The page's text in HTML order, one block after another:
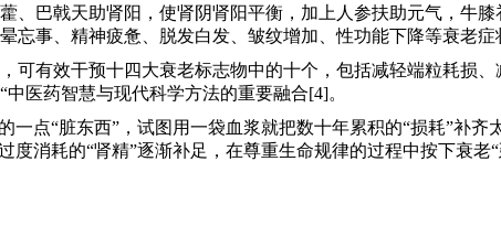
、巴戟天助肾阳，使肾阴肾阳平衡，加上人参扶助元气，牛
忘事、精神疲惫、脱发白发、皱纹增加、性功能下降等衰老症
可有效干预十四大衰老标志物中的十个，包括减轻端粒耗损
医药智慧与现代科学方法的重要融合[4]。
一点“脏东西”，试图用一袋血浆就把数十年累积的“损耗”补
消耗的“肾精”逐渐补足，在尊重生命规律的过程中按下衰老“